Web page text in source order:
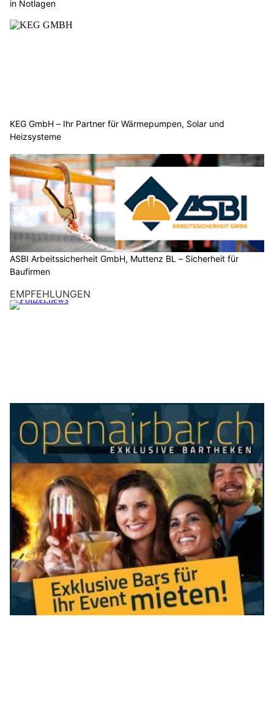
Am gestrigen Abend kollidierte ein Motorradlenker frontal
mit dem Vorderrad eines abbiegenden Traktors.
Der Lenker stürzte zu Boden. Er verletzte sich durch die
Kollision und musste mit einem Rettungswagen in ein Spital
eingeliefert werden. Sowohl am Motorrad als auch am Traktor
entstand Sachschaden.
Weiterlesen
KEG GmbH – Ihr Partner für Wärmepumpen, Solar und Heizsysteme
ASBI Arbeitssicherheit GmbH, Muttenz BL – Sicherheit für Baufirmen
Ueken AG: Motorfahrradfahrer verliert Kontrolle
und stürzt in Bachbett